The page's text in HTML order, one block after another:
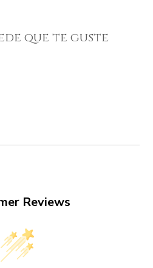
que te guste
Reviews